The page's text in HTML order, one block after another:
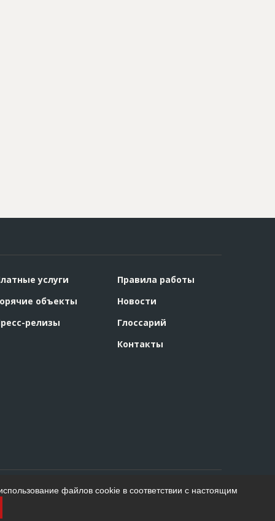
услуги
объекты
релизы
Правила работы
Новости
Глоссарий
Контакты
файлов cookie в соответствии с настоящим